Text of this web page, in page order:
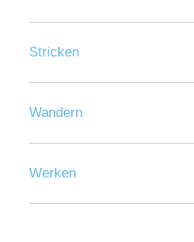
Stricken
Wandern
Werken